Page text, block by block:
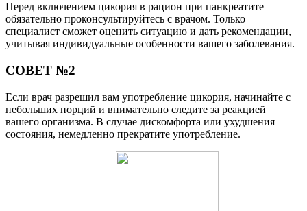
Перед включением цикория в рацион при панкреатите
обязательно проконсультируйтесь с врачом. Только
специалист сможет оценить ситуацию и дать рекомендации,
учитывая индивидуальные особенности вашего заболевания.
СОВЕТ №2
Если врач разрешил вам употребление цикория, начинайте с
небольших порций и внимательно следите за реакцией
вашего организма. В случае дискомфорта или ухудшения
состояния, немедленно прекратите употребление.